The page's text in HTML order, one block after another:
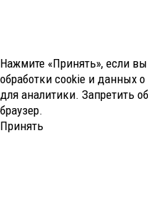
Нажмите «Принять», если
обработки cookie и данных
для аналитики. Запретить
браузер.
Принять